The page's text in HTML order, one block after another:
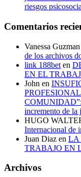
riesgos
Comentarios
Vanessa Guzman
de los archivos
link 188bet en
EN EL
John en
COMUNIDAD”:
incremento de la
HUGO
Internacional de
Juan Diaz en LA
TRABAJO EN
Archivos